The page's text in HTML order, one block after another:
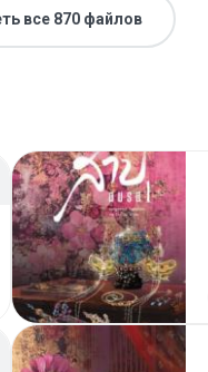
все 870 файлов